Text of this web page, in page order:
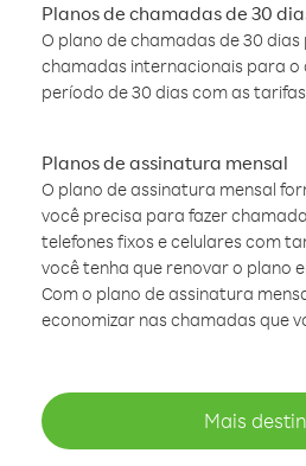
Planos de chamadas de 30
O plano de chamadas de 30
chamadas internacionais para o
período de 30 dias com as
Planos de assinatura mensal
O plano de assinatura mensal
você precisa para fazer
telefones fixos e celulares com
você tenha que renovar o plano
Com o plano de assinatura
economizar nas chamadas que
Mais